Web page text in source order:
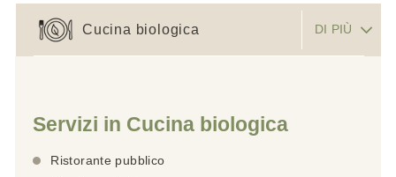
DI PIÙ
Cucina biologica
Servizi in Cucina biologica
Ristorante pubblico